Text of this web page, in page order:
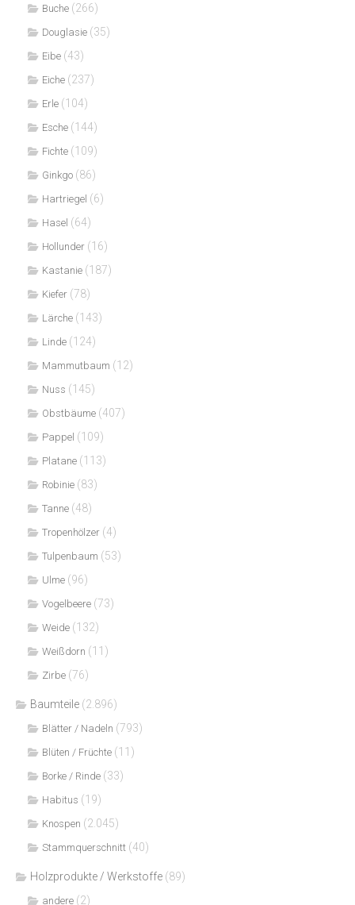
Buche (266)
Douglasie (35)
Eibe (43)
Eiche (237)
Erle (104)
Esche (144)
Fichte (109)
Ginkgo (86)
Hartriegel (6)
Hasel (64)
Hollunder (16)
Kastanie (187)
Kiefer (78)
Lärche (143)
Linde (124)
Mammutbaum (12)
Nuss (145)
Obstbäume (407)
Pappel (109)
Platane (113)
Robinie (83)
Tanne (48)
Tropenhölzer (4)
Tulpenbaum (53)
Ulme (96)
Vogelbeere (73)
Weide (132)
Weißdorn (11)
Zirbe (76)
Baumteile (2.896)
Blätter / Nadeln (793)
Blüten / Früchte (11)
Borke / Rinde (33)
Habitus (19)
Knospen (2.045)
Stammquerschnitt (40)
Holzprodukte / Werkstoffe (89)
andere (2)